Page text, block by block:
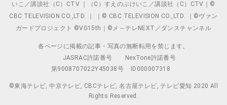
いこ／講談社（C）CTV ｜（C）すえのぶけいこ／講談社（C）CTV｜©
CBC TELEVISION CO.,LTD. ｜ ｜© CBC TELEVISION CO.,LTD. ｜©ヴァン
ガードプロジェクト ©VG15th｜©メ～テレNEXT／ダンスチャンネル
各ページに掲載の記事・写真の無断転用を禁じます。
JASRAC許諾番号
NexTone許諾番号
第9008707022Y45038号
ID000007318
©東海テレビ, 中京テレビ, CBCテレビ, 名古屋テレビ, テレビ愛知 2020 All
Rights Reserved.